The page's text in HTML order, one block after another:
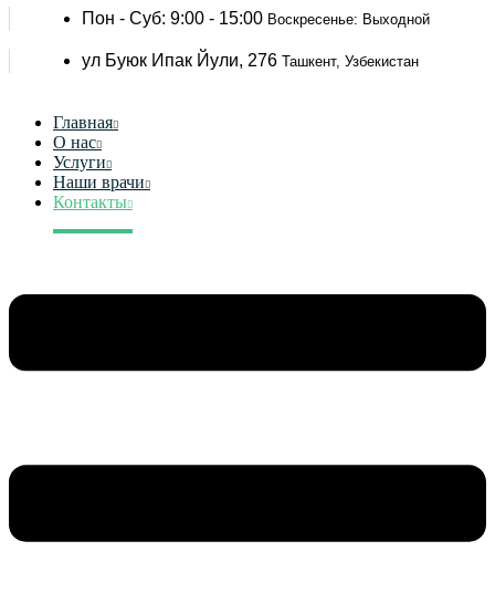
Пон - Суб: 9:00 - 15:00 Воскресенье: Выходной
ул Буюк Ипак Йули, 276 Ташкент, Узбекистан
Главная
О нас
Услуги
Наши врачи
Контакты